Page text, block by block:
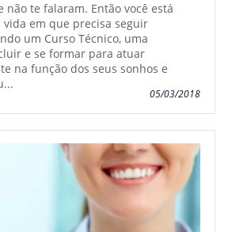
não te falaram. Então você está
vida em que precisa seguir
um Curso Técnico, uma
e se formar para atuar
na função dos seus sonhos e
05/03/2018